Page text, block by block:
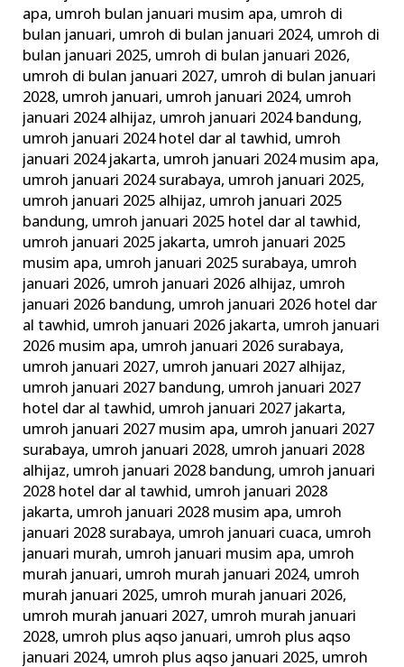
apa, umroh bulan januari musim apa, umroh di
bulan januari, umroh di bulan januari 2024, umroh di
bulan januari 2025, umroh di bulan januari 2026,
umroh di bulan januari 2027, umroh di bulan januari
2028, umroh januari, umroh januari 2024, umroh
januari 2024 alhijaz, umroh januari 2024 bandung,
umroh januari 2024 hotel dar al tawhid, umroh
januari 2024 jakarta, umroh januari 2024 musim apa,
umroh januari 2024 surabaya, umroh januari 2025,
umroh januari 2025 alhijaz, umroh januari 2025
bandung, umroh januari 2025 hotel dar al tawhid,
umroh januari 2025 jakarta, umroh januari 2025
musim apa, umroh januari 2025 surabaya, umroh
januari 2026, umroh januari 2026 alhijaz, umroh
januari 2026 bandung, umroh januari 2026 hotel dar
al tawhid, umroh januari 2026 jakarta, umroh januari
2026 musim apa, umroh januari 2026 surabaya,
umroh januari 2027, umroh januari 2027 alhijaz,
umroh januari 2027 bandung, umroh januari 2027
hotel dar al tawhid, umroh januari 2027 jakarta,
umroh januari 2027 musim apa, umroh januari 2027
surabaya, umroh januari 2028, umroh januari 2028
alhijaz, umroh januari 2028 bandung, umroh januari
2028 hotel dar al tawhid, umroh januari 2028
jakarta, umroh januari 2028 musim apa, umroh
januari 2028 surabaya, umroh januari cuaca, umroh
januari murah, umroh januari musim apa, umroh
murah januari, umroh murah januari 2024, umroh
murah januari 2025, umroh murah januari 2026,
umroh murah januari 2027, umroh murah januari
2028, umroh plus aqso januari, umroh plus aqso
januari 2024, umroh plus aqso januari 2025, umroh